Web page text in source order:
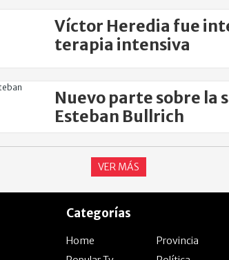
Víctor Heredia fue
terapia intensiva
Nuevo parte sobre la
Esteban Bullrich
VER MÁS
Categorías
Home
Provincia